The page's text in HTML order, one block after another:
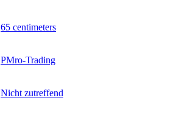
65 centimeters
PMro-Trading
Nicht zutreffend